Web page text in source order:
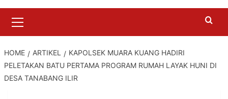
Menu
HOME ARTIKEL
KAPOLSEK MUARA KUANG HADIRI
PELETAKAN BATU PERTAMA PROGRAM RUMAH LAYAK HUNI DI
DESA TANABANG ILIR